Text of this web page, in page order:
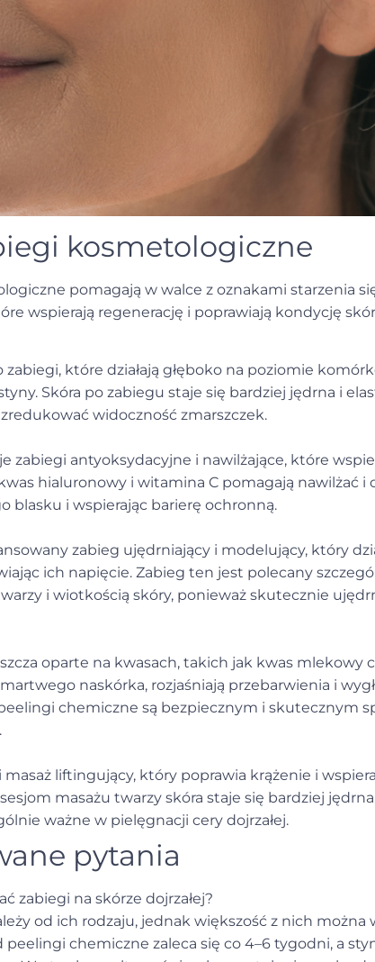
kosmetologiczne
pomagają w walce z oznakami starzenia
wspierają regenerację i poprawiają kondycję
które działają głęboko na poziomie
Skóra po zabiegu staje się bardziej jędrna i
widoczność zmarszczek.
zabiegi antyoksydacyjne i nawilżające, które
hialuronowy i witamina C pomagają nawilżać i
blasku i wspierając barierę ochronną.
zabieg ujędrniający i modelujący, który
ich napięcie. Zabieg ten jest polecany
i wiotkością skóry, ponieważ skutecznie
oparte na kwasach, takich jak kwas mlekowy
naskórka, rozjaśniają przebarwienia i
peelingi chemiczne są bezpiecznym i skutecznym
liftingujący, który poprawia krążenie i
masażu twarzy skóra staje się bardziej
ważne w pielęgnacji cery dojrzałej.
pytania
zabiegi na skórze dojrzałej?
od ich rodzaju, jednak większość z nich można
peelingi chemiczne zaleca się co 4–6 tygodni, a